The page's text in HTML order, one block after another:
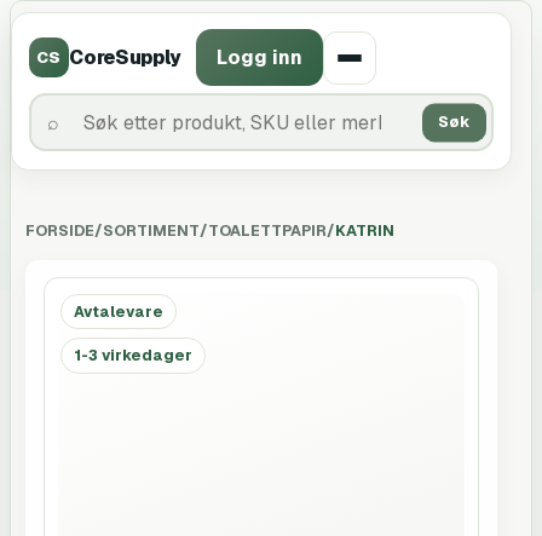
CS CoreSupply
Søk
Logg inn
FORSIDE/SORTIMENT/TOALETTPAPIR/KATRIN
Avtalevare
1-3 virkedager